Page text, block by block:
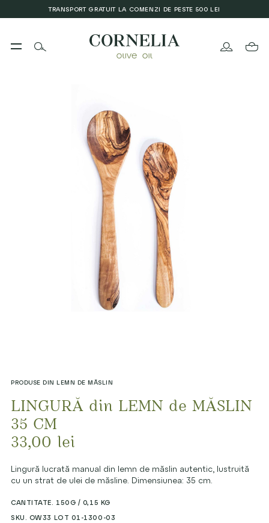
TRANSPORT GRATUIT LA COMENZI DE PESTE 500 LEI
PRODUSE DIN LEMN DE MĂSLIN
LINGURĂ din LEMN de MĂSLIN
35 CM
33,00 lei
Lingură lucrată manual din lemn de măslin autentic, lustruită
cu un strat de ulei de măsline. Dimensiunea: 35 cm.
CANTITATE. 150G / 0,15 KG
SKU. OW33 LOT 01-1300-03